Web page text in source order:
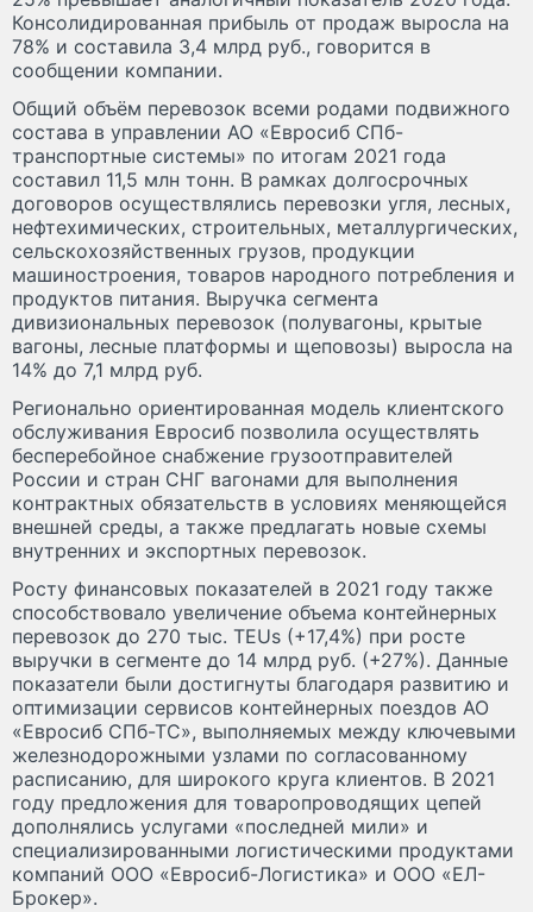
Консолидированная прибыль от продаж выросла на
78% и составила 3,4 млрд руб., говорится в
сообщении компании.
Общий объём перевозок всеми родами подвижного
состава в управлении АО «Евросиб СПб-
транспортные системы» по итогам 2021 года
составил 11,5 млн тонн. В рамках долгосрочных
договоров осуществлялись перевозки угля, лесных,
нефтехимических, строительных, металлургических,
сельскохозяйственных грузов, продукции
машиностроения, товаров народного потребления и
продуктов питания. Выручка сегмента
дивизиональных перевозок (полувагоны, крытые
вагоны, лесные платформы и щеповозы) выросла на
14% до 7,1 млрд руб.
Регионально ориентированная модель клиентского
обслуживания Евросиб позволила осуществлять
бесперебойное снабжение грузоотправителей
России и стран СНГ вагонами для выполнения
контрактных обязательств в условиях меняющейся
внешней среды, а также предлагать новые схемы
внутренних и экспортных перевозок.
Росту финансовых показателей в 2021 году также
способствовало увеличение объема контейнерных
перевозок до 270 тыс. TEUs (+17,4%) при росте
выручки в сегменте до 14 млрд руб. (+27%). Данные
показатели были достигнуты благодаря развитию и
оптимизации сервисов контейнерных поездов АО
«Евросиб СПб-ТС», выполняемых между ключевыми
железнодорожными узлами по согласованному
расписанию, для широкого круга клиентов. В 2021
году предложения для товаропроводящих цепей
дополнялись услугами «последней мили» и
специализированными логистическими продуктами
компаний ООО «Евросиб-Логистика» и ООО «ЕЛ-
Брокер».